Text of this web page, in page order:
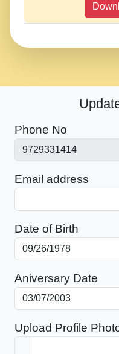
Phone No
Email address
Date of Birth
Aniversary Date
Upload Profile